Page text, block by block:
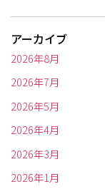
アーカイブ
2026年8月
2026年7月
2026年5月
2026年4月
2026年3月
2026年1月